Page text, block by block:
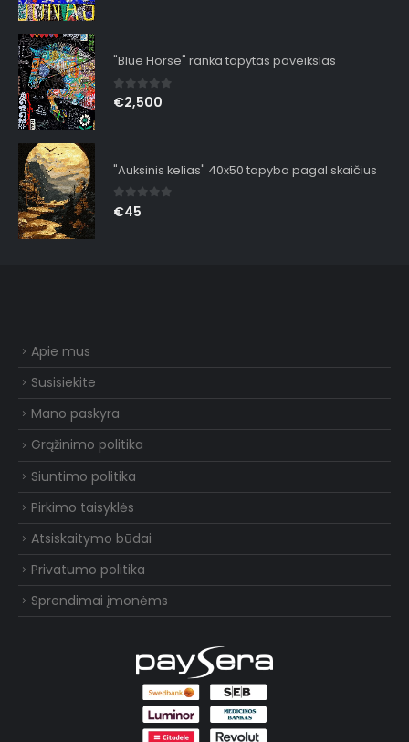
"Blue Horse" ranka tapytas paveikslas
0out of 5
€2,500
"Auksinis kelias" 40x50 tapyba pagal skaičius
0out of 5
€45
Apie mus
Susisiekite
Mano paskyra
Grąžinimo politika
Siuntimo politika
Pirkimo taisyklės
Atsiskaitymo būdai
Privatumo politika
Sprendimai įmonėms